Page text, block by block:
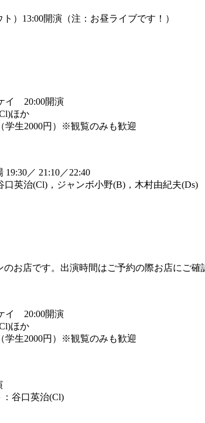
）13:00開演（注：お昼ライブです！）
イ 20:00開演
ほか
学生2000円）※観覧のみ も歓迎
／ 21:10／22:40
英治(Cl)，ジャンボ小野(B)，木村由紀夫(Ds)
店です。出演時間はご予約の際お店にご確
イ 20:00開演
ほか
学生2000円）※観覧のみ も歓迎
谷口英治(Cl)